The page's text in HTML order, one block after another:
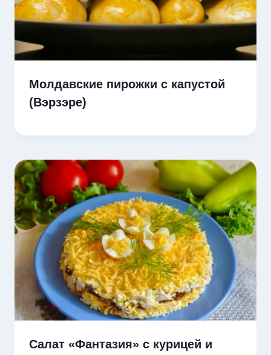
Молдавские пирожки с капустой
(Вэрзэре)
Салат «Фантазия» с курицей и